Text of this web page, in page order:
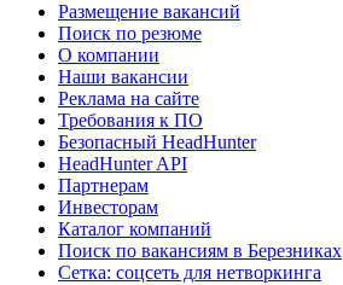
Размещение вакансий
Поиск по резюме
О компании
Наши вакансии
Реклама на сайте
Требования к ПО
Безопасный HeadHunter
HeadHunter API
Партнерам
Инвесторам
Каталог компаний
Поиск по вакансиям в Березниках
Сетка: соцсеть для нетворкинга